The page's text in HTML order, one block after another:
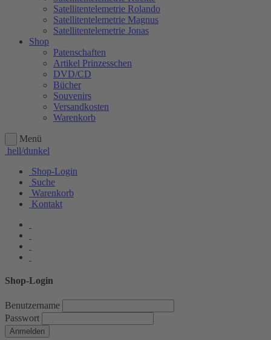
Satellitentelemetrie Rolando
Satellitentelemetrie Magnus
Satellitentelemetrie Jonas
Shop
Patenschaften
Artikel Prinzesschen
DVD/CD
Bücher
Souvenirs
Versandkosten
Warenkorb
Menü
hell/dunkel
Shop-Login
Suche
Warenkorb
Kontakt
Shop-Login
Benutzername
Passwort
Anmelden